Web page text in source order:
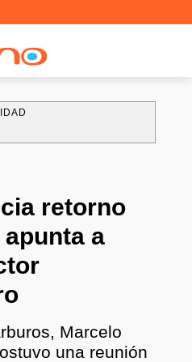
retorno
a
Marcelo
una reunión